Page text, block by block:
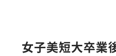
女子美短大卒業